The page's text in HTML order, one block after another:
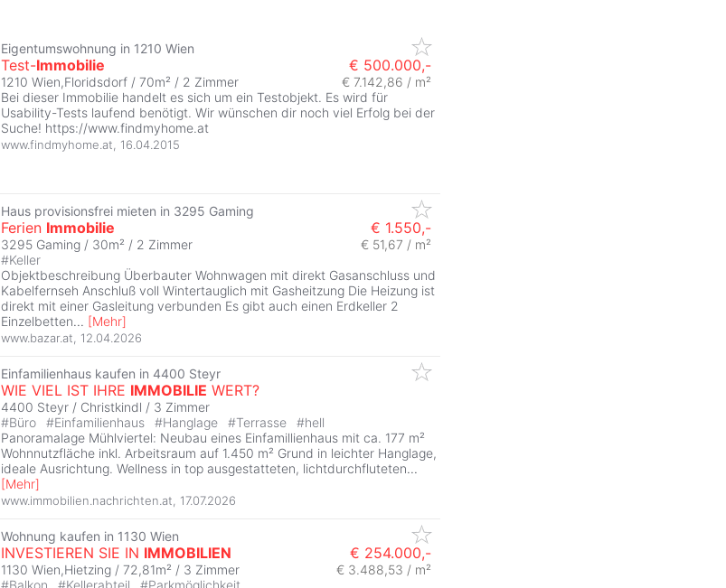
Eigentumswohnung in 1210 Wien
Test-Immobilie € 500.000,-
1210 Wien,Floridsdorf / 70m² / 2 Zimmer
€ 7.142,86 / m²
Bei dieser Immobilie handelt es sich um ein Testobjekt. Es wird für
Usability-Tests laufend benötigt. Wir wünschen dir noch viel Erfolg bei der
Suche! https://www.findmyhome.at
www.findmyhome.at 16.04.2015
Haus provisionsfrei mieten in 3295 Gaming
Ferien Immobilie € 1.550,-
3295 Gaming / 30m² / 2 Zimmer
€ 51,67 / m²
#Keller
Objektbeschreibung Überbauter Wohnwagen mit direkt Gasanschluss und
Kabelfernseh Anschluß voll Wintertauglich mit Gasheitzung Die Heizung ist
direkt mit einer Gasleitung verbunden Es gibt auch einen Erdkeller 2
Einzelbetten... [Mehr]
www.bazar.at 12.04.2026
Einfamilienhaus kaufen in 4400 Steyr
WIE VIEL IST IHRE IMMOBILIE WERT?
4400 Steyr / Christkindl / 3 Zimmer
#Büro #Einfamilienhaus #Hanglage #Terrasse #hell
Panoramalage Mühlviertel: Neubau eines Einfamillienhaus mit ca. 177 m²
Wohnnutzfläche inkl. Arbeitsraum auf 1.450 m² Grund in leichter Hanglage,
ideale Ausrichtung. Wellness in top ausgestatteten, lichtdurchfluteten...
[Mehr]
www.immobilien.nachrichten.at 17.07.2026
Wohnung kaufen in 1130 Wien
INVESTIEREN SIE IN IMMOBILIEN € 254.000,-
1130 Wien,Hietzing / 72,81m² / 3 Zimmer
€ 3.488,53 / m²
#Balkon #Kellerabteil #Parkmöglichkeit